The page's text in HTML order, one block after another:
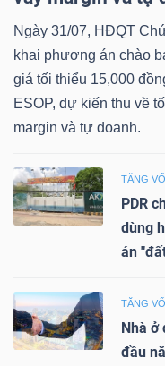
Ngày 31/07, HĐQT
khai phương án chào
giá tối thiểu 15,000
ESOP, dự kiến thu về
margin và tự doanh.
TĂNG
PDR
dùng
án
TĂNG
Nhà ở
đầu